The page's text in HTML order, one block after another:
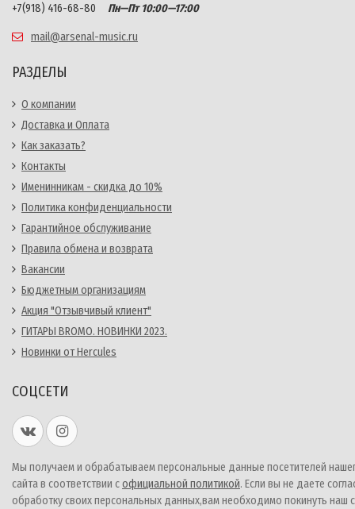
+7(918) 416-68-80
Пн—Пт 10:00—17:00
mail@arsenal-music.ru
РАЗДЕЛЫ
О компании
Доставка и Оплата
Как заказать?
Контакты
Именинникам - скидка до 10%
Политика конфиденциальности
Гарантийное обслуживание
Правила обмена и возврата
Вакансии
Бюджетным организациям
Акция "Отзывчивый клиент"
ГИТАРЫ BROMO. НОВИНКИ 2023.
Новинки от Hercules
СОЦСЕТИ
Мы получаем и обрабатываем персональные данные посетителей
сайта в соответствии софициальной политикой. Если вы не даете
обработку своих персональных данных,вам необходимо покинуть наш